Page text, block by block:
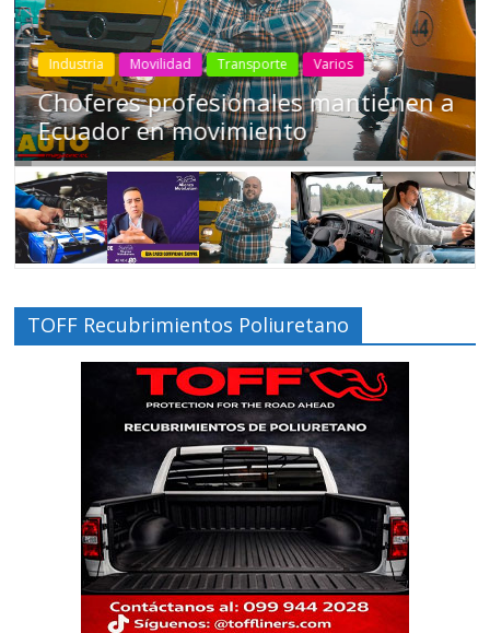
Industria Movilidad Transporte Varios
Choferes profesionales mantienen a
Ecuador en movimiento
TOFF Recubrimientos Poliuretano